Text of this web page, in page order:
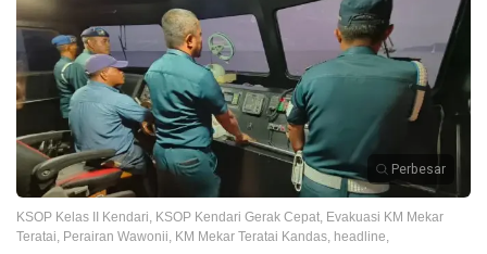
Perbesar
KSOP Kelas II Kendari, KSOP Kendari Gerak Cepat, Evakuasi KM Mekar
Teratai, Perairan Wawonii, KM Mekar Teratai Kandas, headline,